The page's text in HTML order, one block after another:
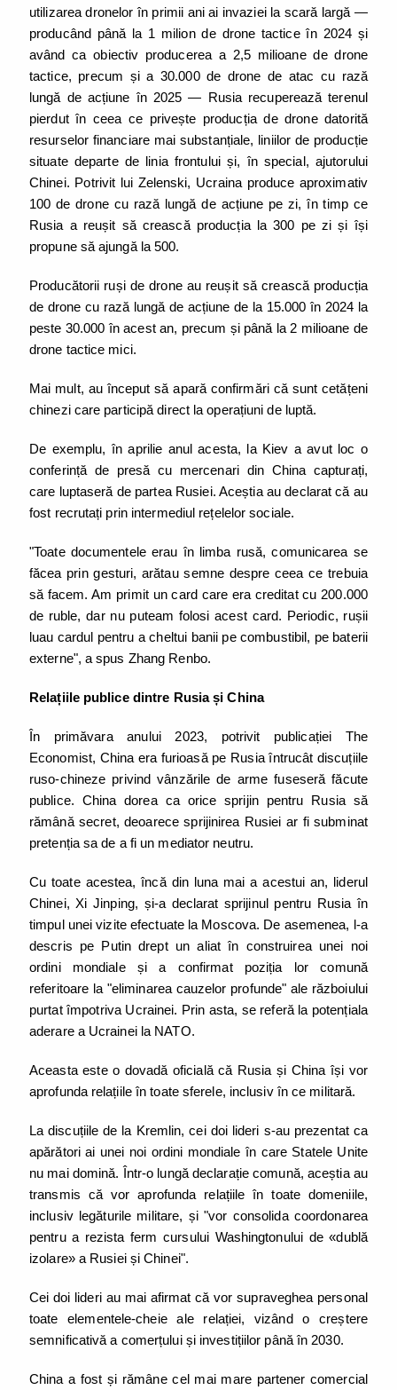
utilizarea dronelor în primii ani ai invaziei la scară largă —
producând până la 1 milion de drone tactice în 2024 și
având ca obiectiv producerea a 2,5 milioane de drone
tactice, precum și a 30.000 de drone de atac cu rază
lungă de acțiune în 2025 — Rusia recuperează terenul
pierdut în ceea ce privește producția de drone datorită
resurselor financiare mai substanțiale, liniilor de producție
situate departe de linia frontului și, în special, ajutorului
Chinei. Potrivit lui Zelenski, Ucraina produce aproximativ
100 de drone cu rază lungă de acțiune pe zi, în timp ce
Rusia a reușit să crească producția la 300 pe zi și își
propune să ajungă la 500.
Producătorii ruși de drone au reușit să crească producția
de drone cu rază lungă de acțiune de la 15.000 în 2024 la
peste 30.000 în acest an, precum și până la 2 milioane de
drone tactice mici.
Mai mult, au început să apară confirmări că sunt cetățeni
chinezi care participă direct la operațiuni de luptă.
De exemplu, în aprilie anul acesta, la Kiev a avut loc o
conferință de presă cu mercenari din China capturați,
care luptaseră de partea Rusiei. Aceștia au declarat că au
fost recrutați prin intermediul rețelelor sociale.
"Toate documentele erau în limba rusă, comunicarea se
făcea prin gesturi, arătau semne despre ceea ce trebuia
să facem. Am primit un card care era creditat cu 200.000
de ruble, dar nu puteam folosi acest card. Periodic, rușii
luau cardul pentru a cheltui banii pe combustibil, pe baterii
externe", a spus Zhang Renbo.
Relațiile publice dintre Rusia și China
În primăvara anului 2023, potrivit publicației The
Economist, China era furioasă pe Rusia întrucât discuțiile
ruso-chineze privind vânzările de arme fuseseră făcute
publice. China dorea ca orice sprijin pentru Rusia să
rămână secret, deoarece sprijinirea Rusiei ar fi subminat
pretenția sa de a fi un mediator neutru.
Cu toate acestea, încă din luna mai a acestui an, liderul
Chinei, Xi Jinping, și-a declarat sprijinul pentru Rusia în
timpul unei vizite efectuate la Moscova. De asemenea, l-a
descris pe Putin drept un aliat în construirea unei noi
ordini mondiale și a confirmat poziția lor comună
referitoare la "eliminarea cauzelor profunde" ale războiului
purtat împotriva Ucrainei. Prin asta, se referă la potențiala
aderare a Ucrainei la NATO.
Aceasta este o dovadă oficială că Rusia și China își vor
aprofunda relațiile în toate sferele, inclusiv în ce militară.
La discuțiile de la Kremlin, cei doi lideri s-au prezentat ca
apărători ai unei noi ordini mondiale în care Statele Unite
nu mai domină. Într-o lungă declarație comună, aceștia au
transmis că vor aprofunda relațiile în toate domeniile,
inclusiv legăturile militare, și "vor consolida coordonarea
pentru a rezista ferm cursului Washingtonului de «dublă
izolare» a Rusiei și Chinei".
Cei doi lideri au mai afirmat că vor supraveghea personal
toate elementele-cheie ale relației, vizând o creștere
semnificativă a comerțului și investițiilor până în 2030.
China a fost și rămâne cel mai mare partener comercial